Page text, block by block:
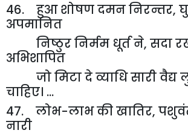
46. हुआ शोषण दमन निरन्तर,
अपमानित
निष्ठुर निर्मम धूर्त ने, सदा
अभिशापित
जो मिटा दे व्याधि सारी
चाहिए। ...
47. लोभ-लाभ की खातिर,
नारी